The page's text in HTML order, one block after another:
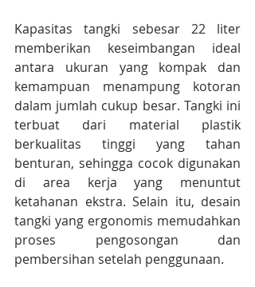
Kapasitas tangki sebesar 22 liter
memberikan keseimbangan ideal
antara ukuran yang kompak dan
kemampuan menampung kotoran
dalam jumlah cukup besar. Tangki ini
terbuat dari material plastik
berkualitas tinggi yang tahan
benturan, sehingga cocok digunakan
di area kerja yang menuntut
ketahanan ekstra. Selain itu, desain
tangki yang ergonomis memudahkan
proses pengosongan dan
pembersihan setelah penggunaan.